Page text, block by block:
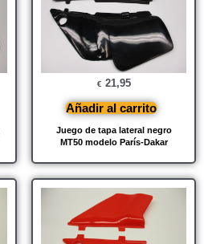
Juego de tapa lateral negro
MT50 modelo París-Dakar
€ 21,95
Añadir al carrito